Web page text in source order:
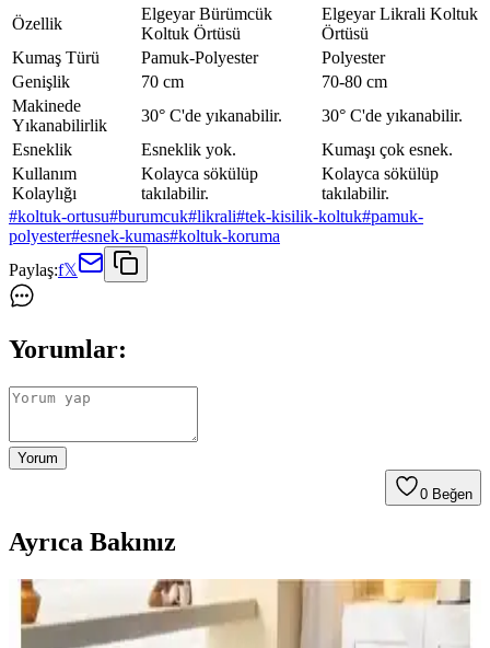
Özellik
Elgeyar Bürümcük
Koltuk Örtüsü
Elgeyar Likrali Koltuk
Örtüsü
Kumaş Türü
Pamuk-Polyester
Polyester
Genişlik
70 cm
70-80 cm
Makinede
Yıkanabilirlik
30° C'de yıkanabilir.
30° C'de yıkanabilir.
Esneklik
Esneklik yok.
Kumaşı çok esnek.
Kullanım
Kolaylığı
Kolayca sökülüp
takılabilir.
Kolayca sökülüp
takılabilir.
#koltuk-ortusu#burumcuk#likrali#tek-kisilik-koltuk#pamuk-
polyester#esnek-kumas#koltuk-koruma
Paylaş:f𝕏
Yorumlar:
Yorum
0 Beğen
Ayrıca Bakınız
Erkek Battaniyesi Dekorasyonda Şıklık ve Konforu
Bir Arada Sunar